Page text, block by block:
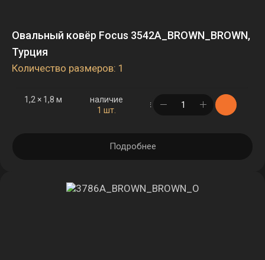
Овальный ковёр Focus 3542A_BROWN_BROWN,
Турция
Количество размеров: 1
1,2 × 1,8 м
наличие
1 шт.
в корзине
Подробнее